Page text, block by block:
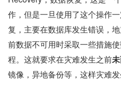
作，但是一旦使用了这个操作
复，主要在数据库发生错误，
前数据不可用时采取一些措施
程。这就要求在灾难发生之前
镜像，异地备份等，这样灾难